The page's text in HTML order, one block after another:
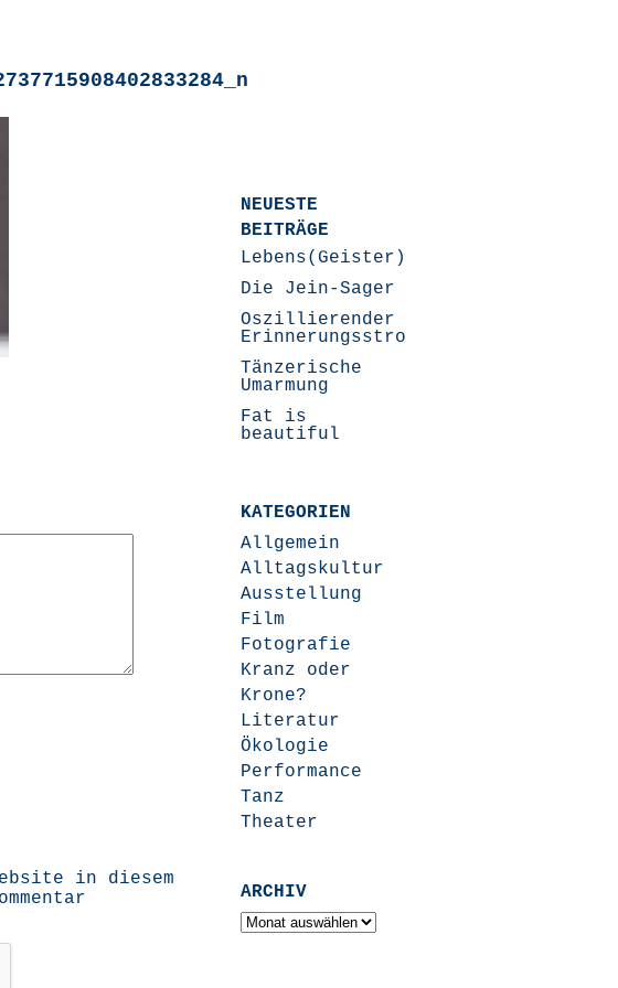
in diesem
NEUESTE
BEITRÄGE
Lebens(Geister)Geschichten
Die Jein-Sager
Oszillierender
Erinnerungsstrom
Tänzerische
Umarmung
Fat is
beautiful
KATEGORIEN
Allgemein
Alltagskultur
Ausstellung
Film
Fotografie
Kranz oder
Krone?
Literatur
Ökologie
Performance
Tanz
Theater
ARCHIV
Archiv